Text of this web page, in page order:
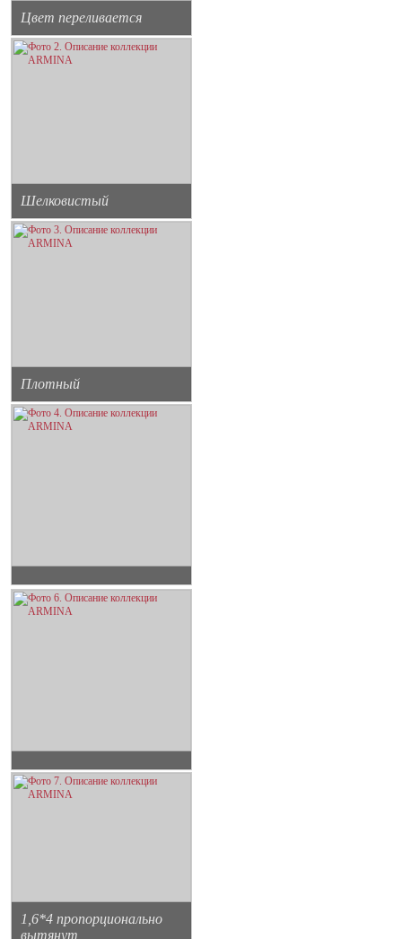
Цвет переливается
Шелковистый
Плотный
1,6*4 пропорционально
вытянут